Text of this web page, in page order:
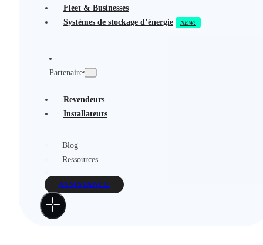
Fleet & Businesses
Systèmes de stockage d’énergie
Partenaires
Revendeurs
Installateurs
Blog
Ressources
ASSISTANCE